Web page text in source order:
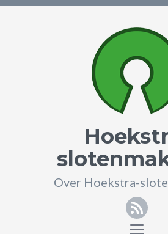
Over Hoekstra-
RSS
Toggle